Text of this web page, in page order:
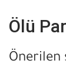
Ölü
Önerilen